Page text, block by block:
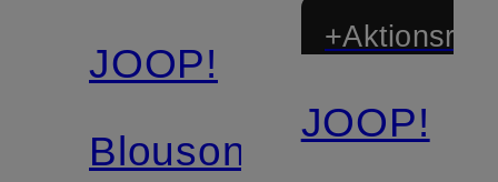
JOOP!
Blouson
JOOP!